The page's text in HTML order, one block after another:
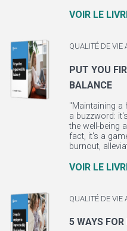
VOIR LE
QUALITÉ DE VIE
PUT YOU
BALANCE
"Maintaining a
a buzzword:
the well-being
fact, it's a
burnout,
VOIR LE
QUALITÉ DE VIE
5 WAYS